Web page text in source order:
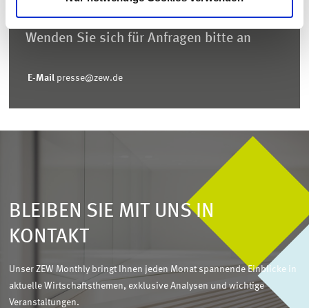
Wenden Sie sich für Anfragen bitte an
E-Mail presse@zew.de
BLEIBEN SIE MIT UNS IN
KONTAKT
Unser ZEW Monthly bringt Ihnen jeden Monat spannende Einblicke in
aktuelle Wirtschaftsthemen, exklusive Analysen und wichtige
Veranstaltungen.